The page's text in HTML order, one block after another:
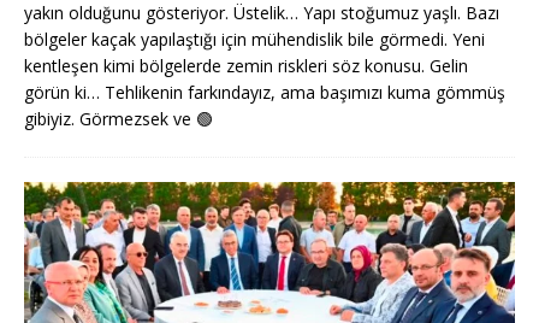
yakın olduğunu gösteriyor. Üstelik… Yapı stoğumuz yaşlı. Bazı
bölgeler kaçak yapılaştığı için mühendislik bile görmedi. Yeni
kentleşen kimi bölgelerde zemin riskleri söz konusu. Gelin
görün ki… Tehlikenin farkındayız, ama başımızı kuma gömmüş
gibiyiz. Görmezsek ve 🟢